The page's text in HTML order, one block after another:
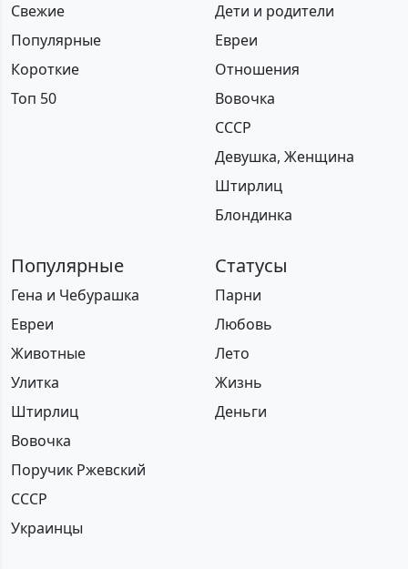
Свежие
Популярные
Короткие
Топ 50
Дети и родители
Евреи
Отношения
Вовочка
СССР
Девушка, Женщина
Штирлиц
Блондинка
Популярные
Гена и Чебурашка
Евреи
Животные
Улитка
Штирлиц
Вовочка
Поручик Ржевский
СССР
Украинцы
Статусы
Парни
Любовь
Лето
Жизнь
Деньги